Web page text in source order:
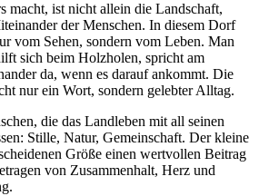
macht, ist nicht allein die Landschaft,
der Menschen. In diesem Dorf
vom Sehen, sondern vom Leben. Man
sich beim Holzholen, spricht am
da, wenn es darauf ankommt. Die
nur ein Wort, sondern gelebter Alltag.
die das Landleben mit all seinen
Stille, Natur, Gemeinschaft. Der kleine
Größe einen wertvollen Beitrag
von Zusammenhalt, Herz und